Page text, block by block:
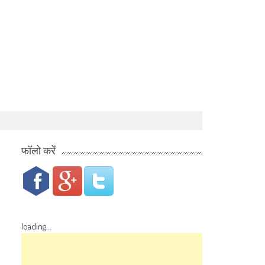
फॉलो करें
loading...